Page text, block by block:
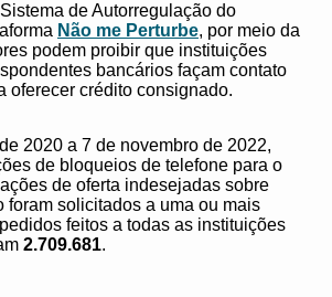
de Autorregulação do
Não me Perturbe, por meio da
podem proibir que instituições
bancários façam contato
oferecer crédito consignado.
2020 a 7 de novembro de 2022,
de bloqueios de telefone para o
de oferta indesejadas sobre
foram solicitados a uma ou mais
feitos a todas as instituições
2.709.681.